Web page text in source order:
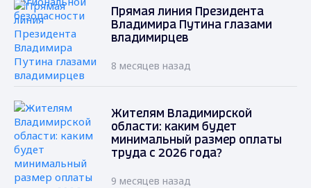
Прямая линия Президента
Владимира Путина глазами
владимирцев
8 месяцев назад
Жителям Владимирской
области: каким будет
минимальный размер оплаты
труда с 2026 года?
9 месяцев назад